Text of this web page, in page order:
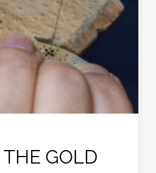
THE GOLD